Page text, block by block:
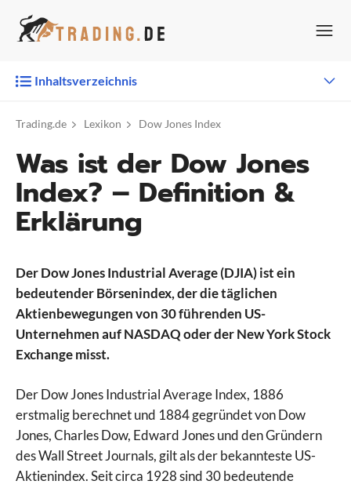
Inhalt
Inhaltsverzeichnis
Trading.de Lexikon Dow Jones Index
Was ist der Dow Jones
Index? – Definition &
Erklärung
Der Dow Jones Industrial Average (DJIA) ist ein
bedeutender Börsenindex, der die täglichen
Aktienbewegungen von 30 führenden US-
Unternehmen auf NASDAQ oder der New York Stock
Exchange misst.
Der Dow Jones Industrial Average Index, 1886
erstmalig berechnet und 1884 gegründet von Dow
Jones, Charles Dow, Edward Jones und den Gründern
des Wall Street Journals, gilt als der bekannteste US-
Aktienindex. Seit circa 1928 sind 30 bedeutende